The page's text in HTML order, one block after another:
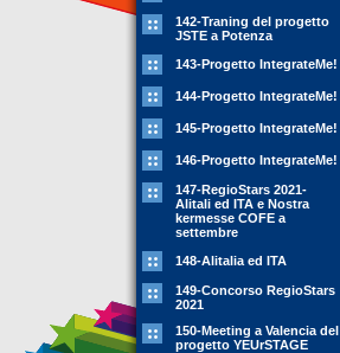
142-Traning del progetto
JSTE a Potenza
143-Progetto IntegrateMe!
144-Progetto IntegrateMe!
145-Progetto IntegrateMe!
146-Progetto IntegrateMe!
147-RegioStars 2021-
Alitali ed ITA e Nostra
kermesse COFE a
settembre
148-Alitalia ed ITA
149-Concorso RegioStars
2021
150-Meeting a Valencia del
progetto YEUrSTAGE